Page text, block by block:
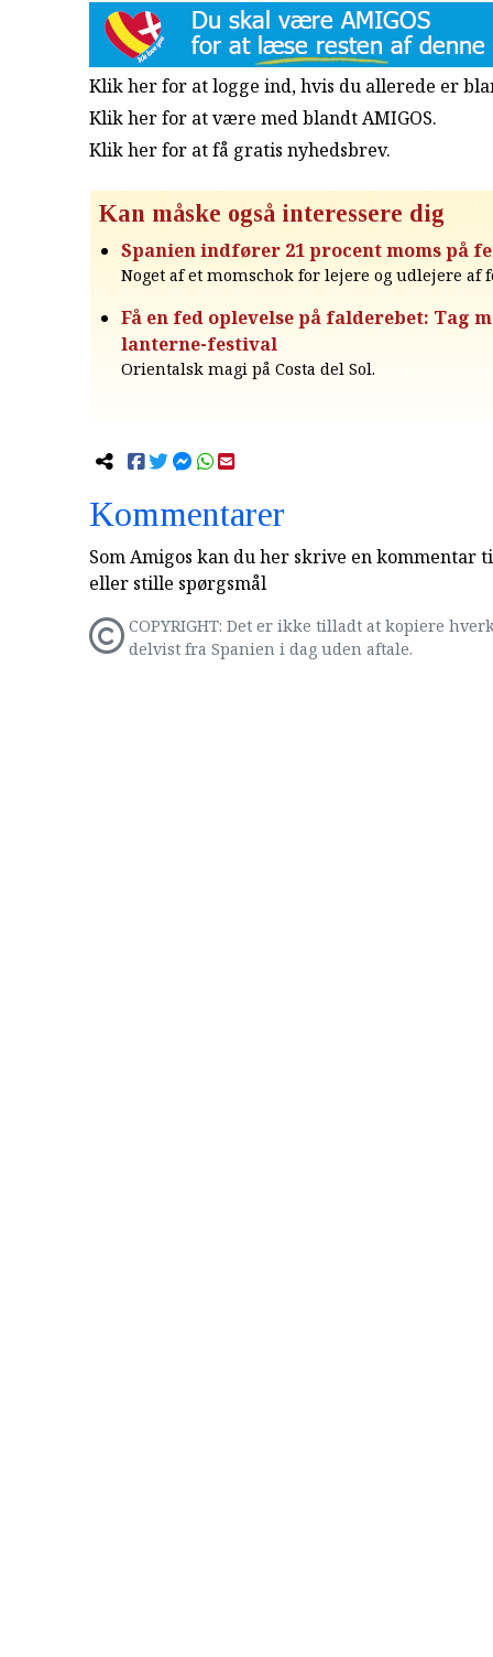
Klik her for at logge ind, hvis du allerede er
Klik her for at være med blandt AMIGOS.
Klik her for at få gratis nyhedsbrev.
Kan måske også interessere dig
Spanien indfører 21 procent moms på
Noget af et momschok for lejere og udlejere af
Få en fed oplevelse på falderebet: Tag
lanterne-festival
Orientalsk magi på Costa del Sol.
Kommentarer
Som Amigos kan du her skrive en kommentar
eller stille spørgsmål
COPYRIGHT: Det er ikke tilladt at kopiere
delvist fra Spanien i dag uden aftale.